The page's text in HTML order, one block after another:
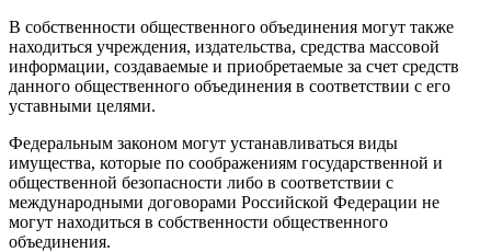
В собственности общественного объединения могут также
находиться учреждения, издательства, средства массовой
информации, создаваемые и приобретаемые за счет средств
данного общественного объединения в соответствии с его
уставными целями.
Федеральным законом могут устанавливаться виды
имущества, которые по соображениям государственной и
общественной безопасности либо в соответствии с
международными договорами Российской Федерации не
могут находиться в собственности общественного
объединения.